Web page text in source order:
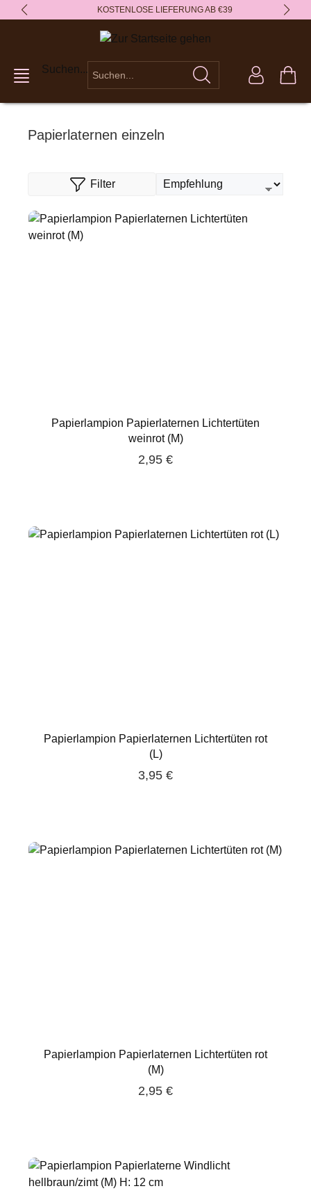
springen KOSTENLOSE LIEFERUNG AB €39
Suchen...
Papierlaternen einzeln
Filter
Papierlampion Papierlaternen Lichtertüten
weinrot (M)
2,95 €
Papierlampion Papierlaternen Lichtertüten rot
(L)
3,95 €
Papierlampion Papierlaternen Lichtertüten rot
(M)
2,95 €